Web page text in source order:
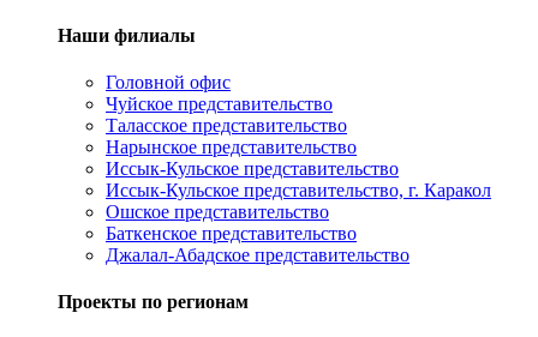
Наши филиалы
Головной офис
Чуйское представительство
Таласское представительство
Нарынское представительство
Иссык-Кульское представительство
Иссык-Кульское представительство, г. Каракол
Ошское представительство
Баткенское представительство
Джалал-Абадское представительство
Проекты по регионам